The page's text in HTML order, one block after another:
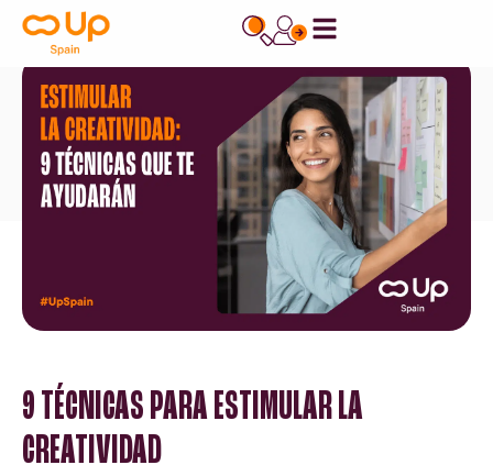
contenido
9 TÉCNICAS PARA ESTIMULAR LA
CREATIVIDAD